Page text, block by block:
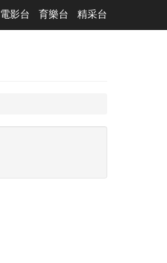
電影台 育樂台 精采台